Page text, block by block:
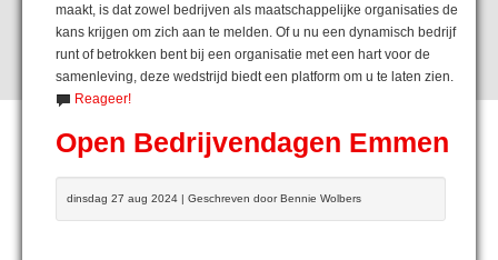
maakt, is dat zowel bedrijven als maatschappelijke organisaties de
kans krijgen om zich aan te melden. Of u nu een dynamisch bedrijf
runt of betrokken bent bij een organisatie met een hart voor de
samenleving, deze wedstrijd biedt een platform om u te laten zien.
Reageer!
Open Bedrijvendagen Emmen
dinsdag 27 aug 2024 | Geschreven door Bennie Wolbers